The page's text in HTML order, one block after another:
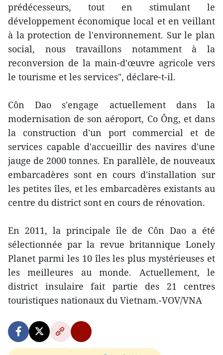
prédécesseurs, tout en stimulant le
développement économique local et en veillant
à la protection de l'environnement. Sur le plan
social, nous travaillons notamment à la
reconversion de la main-d'œuvre agricole vers
le tourisme et les services", déclare-t-il.
Côn Dao s'engage actuellement dans la
modernisation de son aéroport, Co Ông, et dans
la construction d'un port commercial et de
services capable d'accueillir des navires d'une
jauge de 2000 tonnes. En parallèle, de nouveaux
embarcadères sont en cours d'installation sur
les petites îles, et les embarcadères existants au
centre du district sont en cours de rénovation.
En 2011, la principale île de Côn Dao a été
sélectionnée par la revue britannique Lonely
Planet parmi les 10 îles les plus mystérieuses et
les meilleures au monde. Actuellement, le
district insulaire fait partie des 21 centres
touristiques nationaux du Vietnam.-VOV/VNA